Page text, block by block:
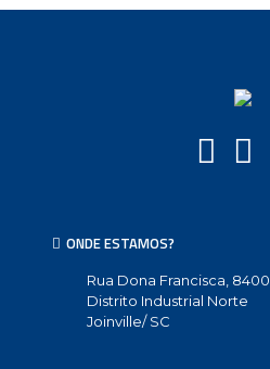
ONDE ESTAMOS?
Rua Dona Francisca, 8400
Distrito Industrial Norte
Joinville/ SC